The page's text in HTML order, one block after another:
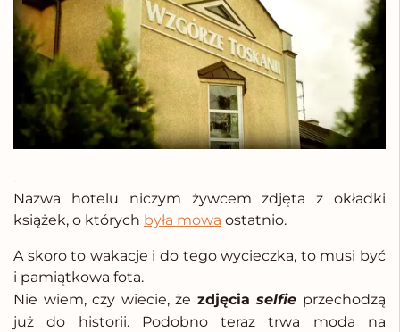
.
Nazwa hotelu niczym żywcem zdjęta z okładki
książek, o których była mowa ostatnio.
A skoro to wakacje i do tego wycieczka, to musi być
i pamiątkowa fota.
Nie wiem, czy wiecie, że zdjęciaselfie przechodzą
już do historii. Podobno teraz trwa moda na